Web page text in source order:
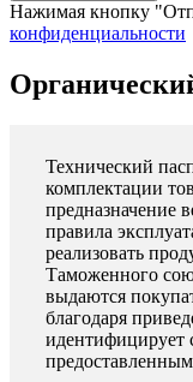
Нажимая кнопку
конфиденциальности
Технический
комплектации
предназначение
правила
реализовать
Таможенного
выдаются
благодаря
идентифицирует